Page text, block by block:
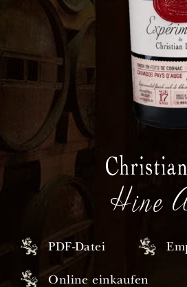
Hine
PDF-Datei
Online einkaufen